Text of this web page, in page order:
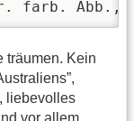
farb. Abb.,
träumen. Kein
liebevolles
vor allem